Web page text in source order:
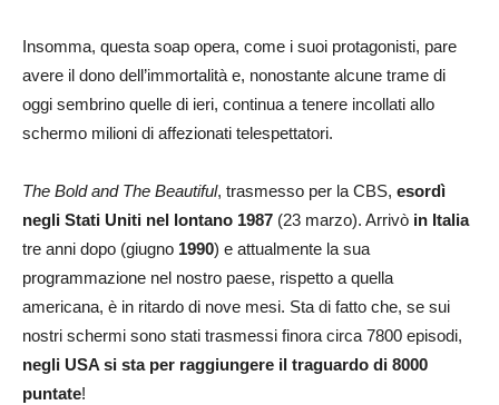
Insomma, questa soap opera, come i suoi protagonisti, pare
avere il dono dell’immortalità e, nonostante alcune trame di
oggi sembrino quelle di ieri, continua a tenere incollati allo
schermo milioni di affezionati telespettatori.
The Bold and The Beautiful, trasmesso per la CBS, esordì
negli Stati Uniti nel lontano 1987 (23 marzo). Arrivò in Italia
tre anni dopo (giugno 1990) e attualmente la sua
programmazione nel nostro paese, rispetto a quella
americana, è in ritardo di nove mesi. Sta di fatto che, se sui
nostri schermi sono stati trasmessi finora circa 7800 episodi,
negli USA si sta per raggiungere il traguardo di 8000
puntate!